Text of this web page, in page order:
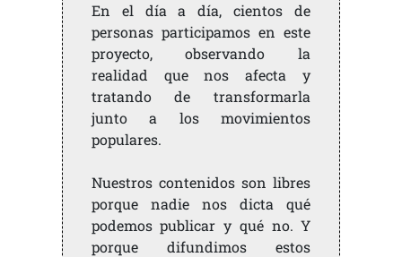
En el día a día, cientos de
personas participamos en este
proyecto, observando la
realidad que nos afecta y
tratando de transformarla
junto a los movimientos
populares.
Nuestros contenidos son libres
porque nadie nos dicta qué
podemos publicar y qué no. Y
porque difundimos estos